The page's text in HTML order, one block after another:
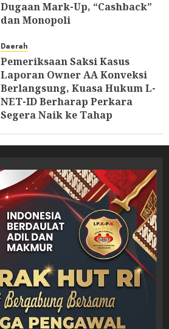
Dugaan Mark-Up, “Cashback”
dan Monopoli
Daerah
Pemeriksaan Saksi Kasus
Laporan Owner AA Konveksi
Berlangsung, Kuasa Hukum L-
NET-ID Berharap Perkara
Segera Naik ke Tahap
7 AGUSTUS 2026